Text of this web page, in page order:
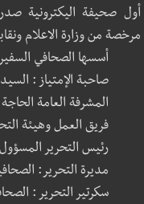
مرخصة من وزارة الاعلام
أسسها الصحافي السفير
صاحبة الإمتياز :
المشرفة العامة
فريق العمل وهيئة
رئيس التحرير
مديرة التحرير:
سكرتير التحرير :